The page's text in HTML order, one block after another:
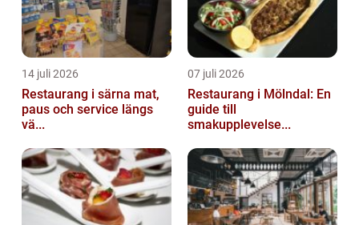
14 juli 2026
Restaurang i särna mat,
paus och service längs
vä...
07 juli 2026
Restaurang i Mölndal: En
guide till
smakupplevelse...